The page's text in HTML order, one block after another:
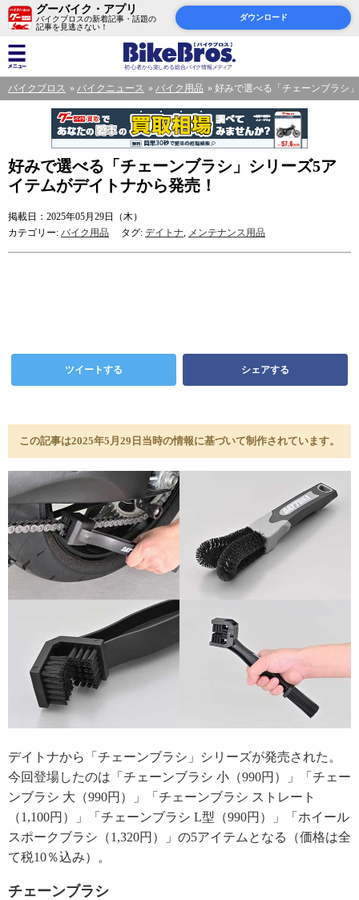
グーバイク・アプリ
バイクブロスの新着記事・話題の
記事を見逃さない！
ダウンロード
バイクブロス バイクニュース バイク用品 好みで選べる「チェーンブラシ
好みで選べる「チェーンブラシ」シリーズ5ア
イテムがデイトナから発売！
掲載日：2025年05月29日（木）
カテゴリー: バイク用品 タグ: デイトナ, メンテナンス用品
ツイートする シェアする
この記事は2025年5月29日当時の情報に基づいて制作されています。
デイトナから「チェーンブラシ」シリーズが発売された。
今回登場したのは「チェーンブラシ 小（990円）」「チェー
ンブラシ 大（990円）」「チェーンブラシ ストレート
（1,100円）」「チェーンブラシ L型（990円）」「ホイール
スポークブラシ（1,320円）」の5アイテムとなる（価格は全
て税10％込み）。
チェーンブラシ